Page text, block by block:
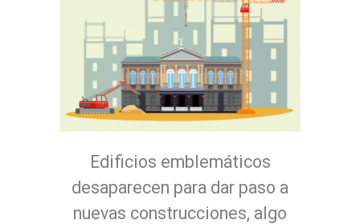
Edificios emblemáticos
desaparecen para dar paso a
nuevas construcciones, algo